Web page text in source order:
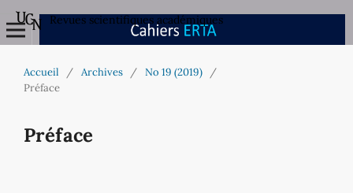
Revues scientifiques académiques
Accueil / Archives / No 19 (2019)
/
Préface
Préface